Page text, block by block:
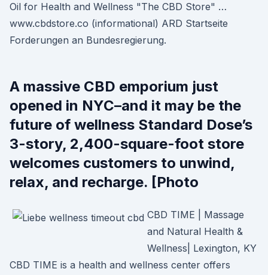
Oil for Health and Wellness "The CBD Store" …
www.cbdstore.co (informational) ARD Startseite
Forderungen an Bundesregierung.
A massive CBD emporium just
opened in NYC–and it may be the
future of wellness Standard Dose’s
3-story, 2,400-square-foot store
welcomes customers to unwind,
relax, and recharge. [Photo
CBD TIME | Massage
and Natural Health &
Wellness| Lexington, KY
CBD TIME is a health and wellness center offers